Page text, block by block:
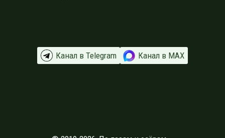
Канал в Telegram Канал в МАХ